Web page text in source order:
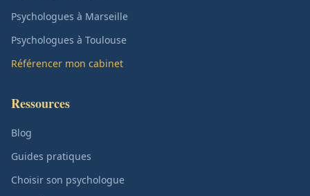
Psychologues à Marseille
Psychologues à Toulouse
Référencer mon cabinet
Ressources
Blog
Guides pratiques
Choisir son psychologue